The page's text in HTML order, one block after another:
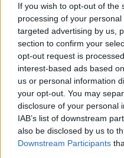
If you wish to opt-out of the
processing of your
targeted advertising by us,
section to confirm your
opt-out request is
interest-based ads based
us or personal information
your opt-out. You may
disclosure of your personal
IAB’s list of downstream
also be disclosed by us to
Downstream Participants
για να σκοράρουν
είναι η νίκη της
πόντους στο1.70.
εύρος του σκορ,
έδρας μομέντουμ της
Τέλος,θα επιλέξουμε
εύστοχα τρίποντα.
Μπαρτσελόνα μπορούν